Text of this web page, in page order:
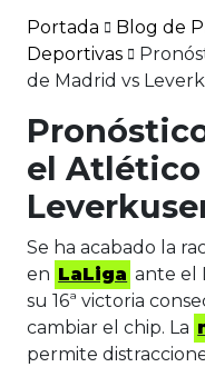
Portada
Blog de
Deportivas
de Madrid vs
el
Se ha acabado la
en LaLiga ante el
su 16ª victoria
cambiar el chip. La
permite